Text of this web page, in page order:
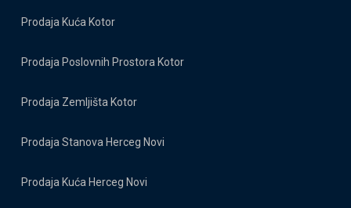
Prodaja Kuća Kotor
Prodaja Poslovnih Prostora Kotor
Prodaja Zemljišta Kotor
Prodaja Stanova Herceg Novi
Prodaja Kuća Herceg Novi